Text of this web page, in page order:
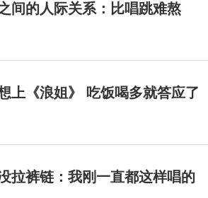
间的人际关系：比唱跳难熬
上《浪姐》 吃饭喝多就答应了
拉裤链：我刚一直都这样唱的